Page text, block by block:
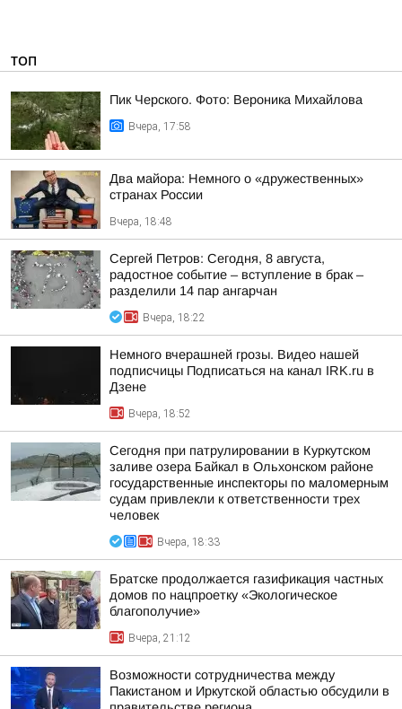
ТОП
Пик Черского. Фото: Вероника Михайлова
Вчера, 17:58
Два майора: Немного о «дружественных»
странах России
Вчера, 18:48
Сергей Петров: Сегодня, 8 августа,
радостное событие – вступление в брак –
разделили 14 пар ангарчан
Вчера, 18:22
Немного вчерашней грозы. Видео нашей
подписчицы Подписаться на канал IRK.ru в
Дзене
Вчера, 18:52
Сегодня при патрулировании в Куркутском
заливе озера Байкал в Ольхонском районе
государственные инспекторы по маломерным
судам привлекли к ответственности трех
человек
Вчера, 18:33
Братске продолжается газификация частных
домов по нацпроетку «Экологическое
благополучие»
Вчера, 21:12
Возможности сотрудничества между
Пакистаном и Иркутской областью обсудили в